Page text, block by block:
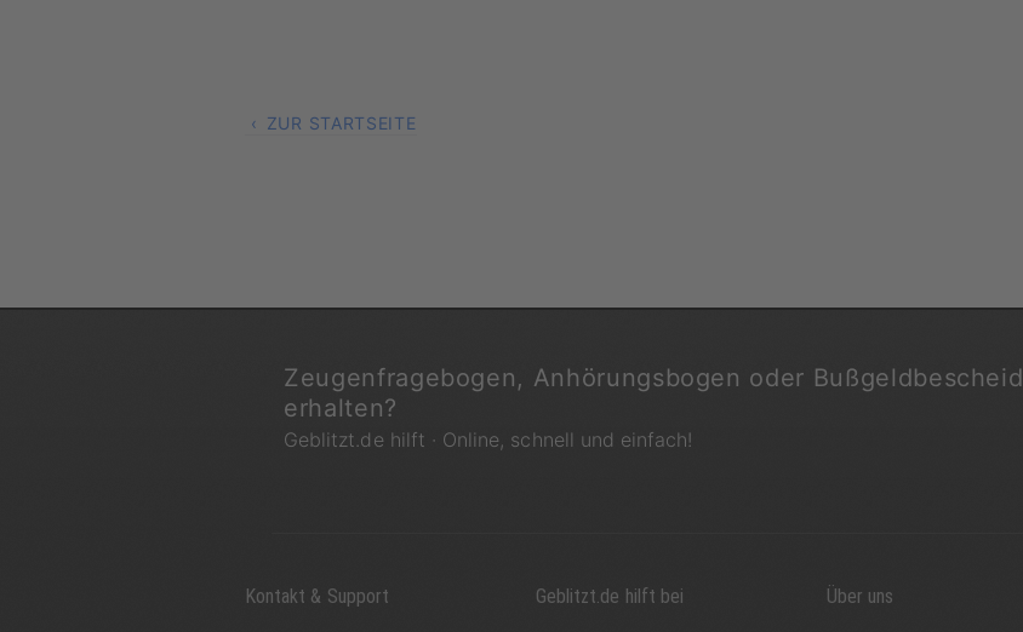
ZUR STARTSEITE
Zeugenfragebogen, Anhörungsbogen oder Bußgeldbescheid
erhalten?
Geblitzt.de hilft · Online, schnell und einfach!
Kontakt & Support Geblitzt.de hilft bei Über uns